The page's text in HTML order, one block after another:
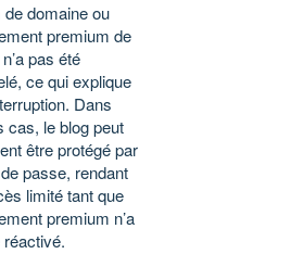
de domaine ou
premium de
pas été
ce qui explique
Dans
cas, le blog peut
être protégé par
passe, rendant
limité tant que
premium n’a